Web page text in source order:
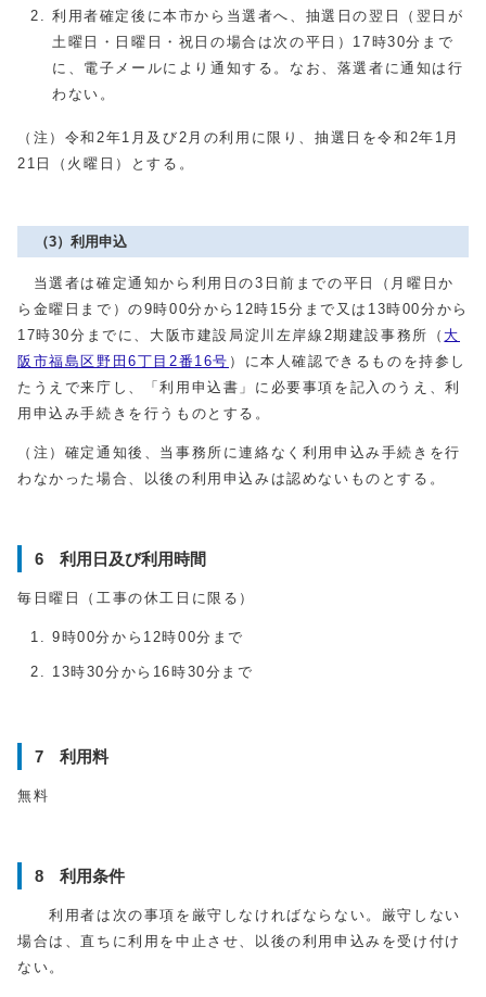
利用者確定後に本市から当選者へ、抽選日の翌日（翌日が
土曜日・日曜日・祝日の場合は次の平日）17時30分まで
に、電子メールにより通知する。なお、落選者に通知は行
わない。
（注）令和2年1月及び2月の利用に限り、抽選日を令和2年1月
21日（火曜日）とする。
（3）利用申込
当選者は確定通知から利用日の3日前までの平日（月曜日か
ら金曜日まで）の9時00分から12時15分まで又は13時00分から
17時30分までに、大阪市建設局淀川左岸線2期建設事務所（ 大
阪市福島区野田6丁目2番16号 ）に本人確認できるものを持参し
たうえで来庁し、「利用申込書」に必要事項を記入のうえ、利
用申込み手続きを行うものとする。
（注）確定通知後、当事務所に連絡なく利用申込み手続きを行
わなかった場合、以後の利用申込みは認めないものとする。
6 利用日及び利用時間
毎日曜日（工事の休工日に限る）
9時00分から12時00分まで
13時30分から16時30分まで
7 利用料
無料
8 利用条件
利用者は次の事項を厳守しなければならない。厳守しない
場合は、直ちに利用を中止させ、以後の利用申込みを受け付け
ない。